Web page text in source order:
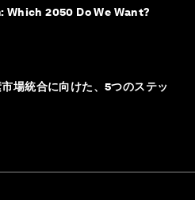
Which 2050 Do We Want?
場統合に向けた、5つのステッ